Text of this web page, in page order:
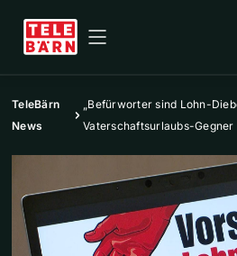
TeleBärn
News
„Befürworter sind Lohn-
Vaterschaftsurlaubs-Gegner